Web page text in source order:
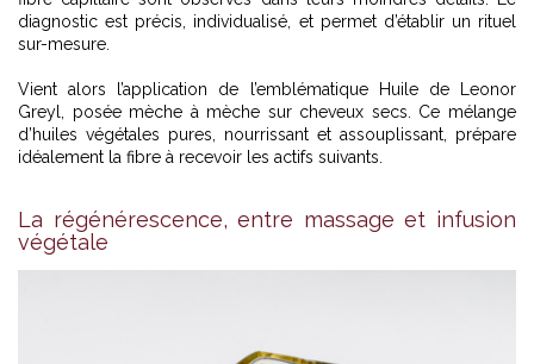
diagnostic est précis, individualisé, et permet d’établir un rituel
sur-mesure.
Vient alors l’application de l’emblématique Huile de Leonor
Greyl, posée mèche à mèche sur cheveux secs. Ce mélange
d’huiles végétales pures, nourrissant et assouplissant, prépare
idéalement la fibre à recevoir les actifs suivants.
La régénérescence, entre massage et infusion
végétale